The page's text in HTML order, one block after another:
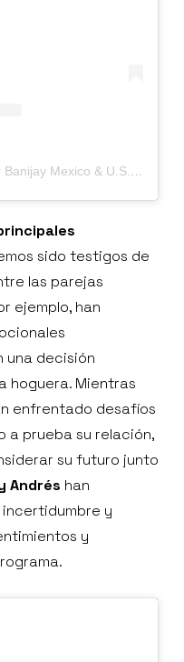
Una publicación compartida por Banijay Mexico & U.S. Hispanic (@banijaymxus)
sido testigos de
las parejas
ejemplo, han
una decisión
hoguera. Mientras
enfrentado desafíos
a prueba su relación,
su futuro junto
Andrés han
y
y